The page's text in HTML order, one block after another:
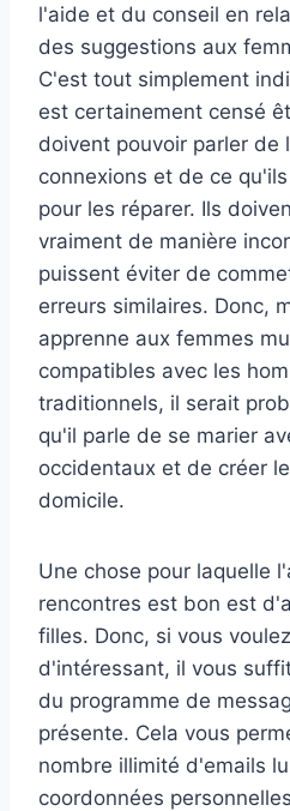
l'aide et du conseil en
des suggestions aux
C'est tout simplement
est certainement censé
doivent pouvoir parler de
connexions et de ce
pour les réparer. Ils
vraiment de manière
puissent éviter de
erreurs similaires. Donc,
apprenne aux femmes
compatibles avec les
traditionnels, il serait
qu'il parle de se marier
occidentaux et de créer
domicile.
Une chose pour laquelle
rencontres est bon est
filles. Donc, si vous
d'intéressant, il vous
du programme de
présente. Cela vous
nombre illimité d'emails
coordonnées